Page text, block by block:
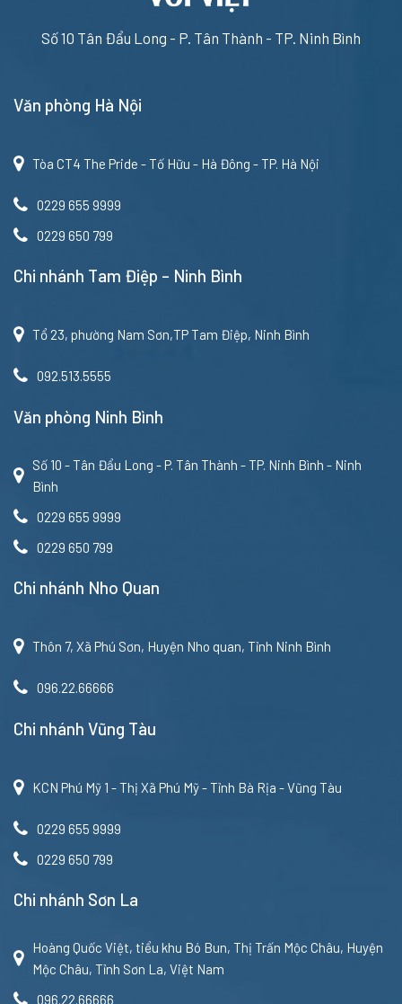
Số 10 Tân Đẩu Long - P. Tân Thành - TP. Ninh Bình
Văn phòng Hà Nội
Tòa CT4 The Pride - Tố Hữu - Hà Đông - TP. Hà Nội
0229 655 9999
0229 650 799
Chi nhánh Tam Điệp – Ninh Bình
Tổ 23, phường Nam Sơn,TP Tam Điệp, Ninh Bình
092.513.5555
Văn phòng Ninh Bình
Số 10 - Tân Đẩu Long - P. Tân Thành - TP. Ninh Bình - Ninh
Bình
0229 655 9999
0229 650 799
Chi nhánh Nho Quan
Thôn 7, Xã Phú Sơn, Huyện Nho quan, Tỉnh Ninh Bình
096.22.66666
Chi nhánh Vũng Tàu
KCN Phú Mỹ 1 - Thị Xã Phú Mỹ - Tỉnh Bà Rịa - Vũng Tàu
0229 655 9999
0229 650 799
Chi nhánh Sơn La
Hoàng Quốc Việt, tiểu khu Bó Bun, Thị Trấn Mộc Châu, Huyện
Mộc Châu, Tỉnh Sơn La, Việt Nam
096.22.66666